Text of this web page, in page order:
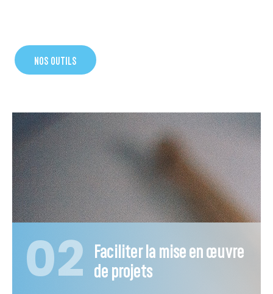
NOS OUTILS
02 Faciliter la mise en œuvre
de projets